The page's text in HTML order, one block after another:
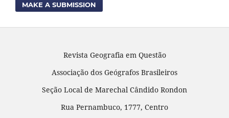
MAKE A SUBMISSION
Revista Geografia em Questão
Associação dos Geógrafos Brasileiros
Seção Local de Marechal Cândido Rondon
Rua Pernambuco, 1777, Centro